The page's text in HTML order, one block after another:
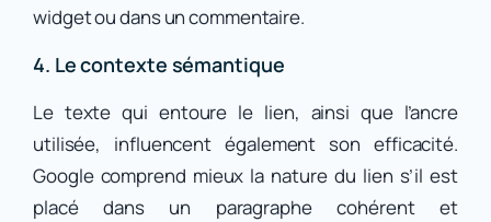
widget ou dans un commentaire.
4. Le contexte sémantique
Le texte qui entoure le lien, ainsi que l’ancre
utilisée, influencent également son efficacité.
Google comprend mieux la nature du lien s’il est
placé dans un paragraphe cohérent et